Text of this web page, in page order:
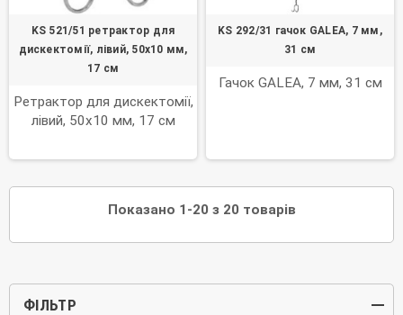
ФІЛЬТР
KS 521/51 ретрактор для
дискектомії, лівий, 50х10 мм,
17 см
Ретрактор для дискектомії,
лівий, 50х10 мм, 17 см
KS 292/31 гачок GALEA, 7 мм,
31 см
Гачок GALEA, 7 мм, 31 см
Показано 1-20 з 20 товарів